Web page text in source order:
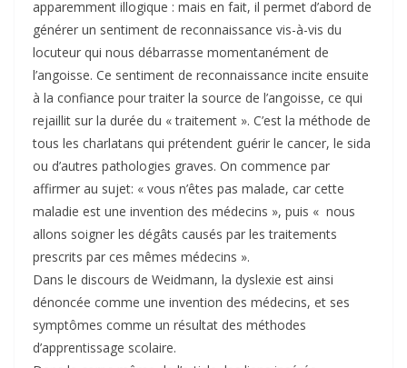
apparemment illogique : mais en fait, il permet d’abord de
générer un sentiment de reconnaissance vis-à-vis du
locuteur qui nous débarrasse momentanément de
l’angoisse. Ce sentiment de reconnaissance incite ensuite
à la confiance pour traiter la source de l’angoisse, ce qui
rejaillit sur la durée du « traitement ». C’est la méthode de
tous les charlatans qui prétendent guérir le cancer, le sida
ou d’autres pathologies graves. On commence par
affirmer au sujet: « vous n’êtes pas malade, car cette
maladie est une invention des médecins », puis « nous
allons soigner les dégâts causés par les traitements
prescrits par ces mêmes médecins ».
Dans le discours de Weidmann, la dyslexie est ainsi
dénoncée comme une invention des médecins, et ses
symptômes comme un résultat des méthodes
d’apprentissage scolaire.